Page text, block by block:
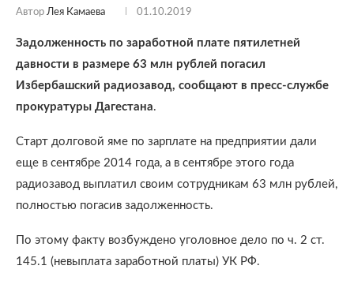
Автор Лея Камаева 01.10.2019
Задолженность по заработной плате пятилетней
давности в размере 63 млн рублей погасил
Избербашский радиозавод, сообщают в пресс-службе
прокуратуры Дагестана.
Старт долговой яме по зарплате на предприятии дали
еще в сентябре 2014 года, а в сентябре этого года
радиозавод выплатил своим сотрудникам 63 млн рублей,
полностью погасив задолженность.
По этому факту возбуждено уголовное дело по ч. 2 ст.
145.1 (невыплата заработной платы) УК РФ.